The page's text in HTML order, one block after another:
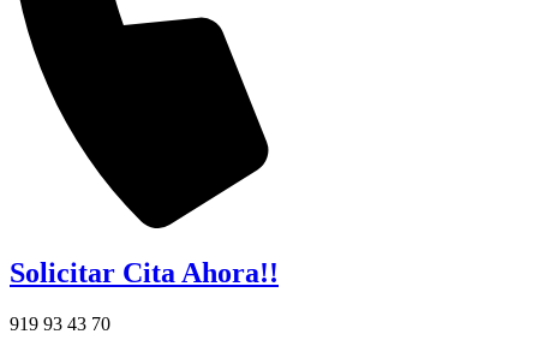
Solicitar Cita Ahora!!
919 93 43 70